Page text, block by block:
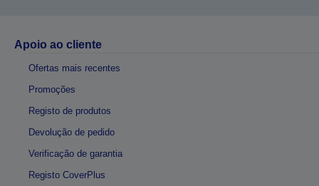
Apoio ao cliente
Ofertas mais recentes
Promoções
Registo de produtos
Devolução de pedido
Verificação de garantia
Registo CoverPlus